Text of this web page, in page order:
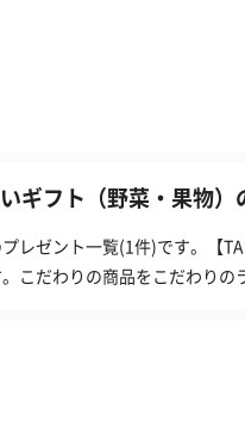
ギフト（野菜・果物
レゼント一覧(1件)です。【
こだわりの商品をこだわりの